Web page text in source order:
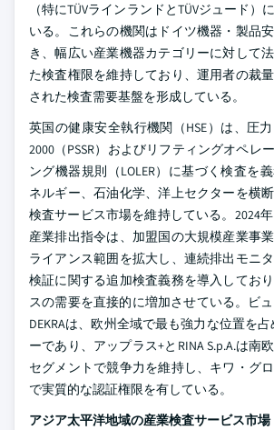
（特にTÜVラインランドとTÜVジュード）
いる。これらの機関はドイツ機器・製品
き、幅広い産業機器カテゴリーに対して
た検査権限を維持しており、運用者の裁
された検査需要基盤を形成している。
英国の健康安全執行機関（HSE）は、圧
2000（PSSR）およびリフティングオペレ
ング機器規則（LOLER）に基づく検査を
ネルギー、石油化学、洋上セクターを横
検査サービス市場を維持している。2024
産業排出指令は、加盟国の大規模産業事
ライアンス範囲を拡大し、連続排出モニ
検証に関する追加検査義務を導入してお
スの需要を直接的に増加させている。ビ
DEKRAは、欧州全域で最も強力な位置を
ーであり、アップラス+とRINA S.p.A.は南
セグメントで競争力を維持し、キワ・グ
で実質的な認証権限を有している。
アジア太平洋地域の産業検査サービス市場